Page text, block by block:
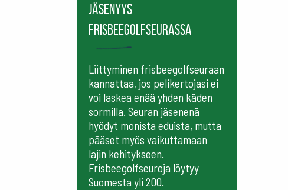
Jäsenyys
frisbeegolfseurassa
Liittyminen frisbeegolfseuraan
kannattaa, jos pelikertojasi ei
voi laskea enää yhden käden
sormilla. Seuran jäsenenä
hyödyt monista eduista, mutta
pääset myös vaikuttamaan
lajin kehitykseen.
Frisbeegolfseuroja löytyy
Suomesta yli 200.